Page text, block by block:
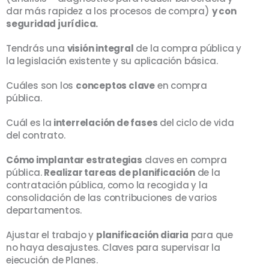
dar más rapidez a los procesos de compra) y con
seguridad jurídica.
Tendrás una visión integral de la compra pública y
la legislación existente y su aplicación básica.
Cuáles son los conceptos claveen compra
pública.
Cuál es la interrelación de fases del ciclo de vida
del contrato.
Cómo implantar estrategias claves en compra
pública.Realizar tareas de planificaciónde la
contratación pública, como la recogida y la
consolidación de las contribuciones de varios
departamentos.
Ajustar el trabajo y planificación diaria para que
no haya desajustes. Claves para supervisar la
ejecución de Planes.